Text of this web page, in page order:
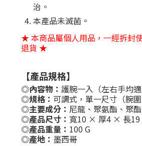
治。
本產品未滅菌。
★ 本商品屬個人用品，一經拆封
退貨 ★
【產品規格】
◎內容物： 護腕一入（左右手均適
◎規格： 可調式，單一尺寸（腕
◎主要成分： 尼龍、聚氨酯、聚
◎產品尺寸： 寬10 × 厚4 × 長19
◎產品重量： 100 G
◎產地： 墨西哥